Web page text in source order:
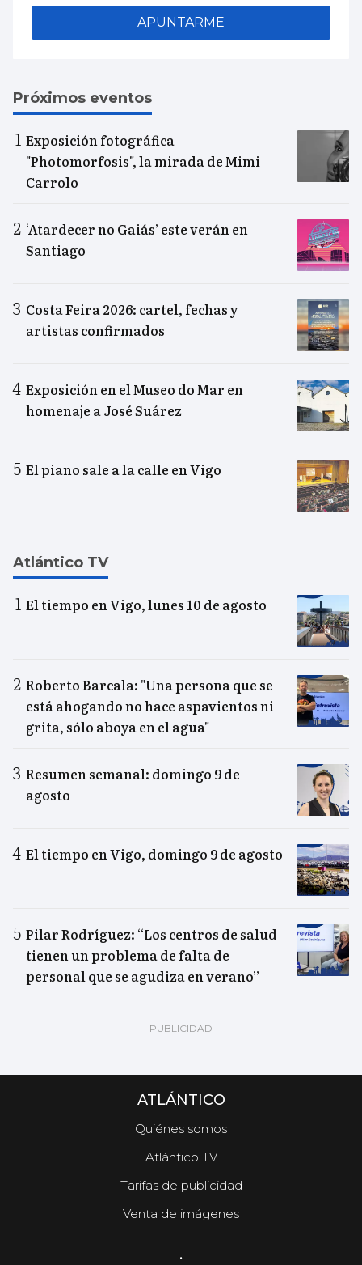
APUNTARME
Próximos eventos
Exposición fotográfica
"Photomorfosis", la mirada de Mimi
Carrolo
‘Atardecer no Gaiás’ este verán en
Santiago
Costa Feira 2026: cartel, fechas y
artistas confirmados
Exposición en el Museo do Mar en
homenaje a José Suárez
El piano sale a la calle en Vigo
Atlántico TV
El tiempo en Vigo, lunes 10 de agosto
Roberto Barcala: "Una persona que se
está ahogando no hace aspavientos ni
grita, sólo aboya en el agua"
Resumen semanal: domingo 9 de
agosto
El tiempo en Vigo, domingo 9 de agosto
Pilar Rodríguez: “Los centros de salud
tienen un problema de falta de
personal que se agudiza en verano”
ATLÁNTICO
Quiénes somos
Atlántico TV
Tarifas de publicidad
Venta de imágenes
.